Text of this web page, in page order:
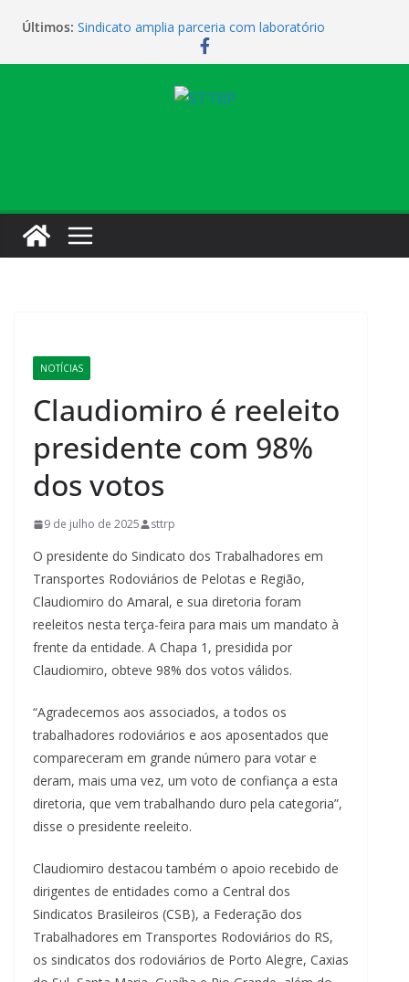
Últimos: Sindicato amplia parceria com laboratório
Sindicato homenageia a categoria pelo Dia do
Motorista
Sindicato realiza assembleia para orientar
cobradores sobre novas possibilidades de
NOTÍCIAS
Claudiomiro é reeleito
presidente com 98%
dos votos
9 de julho de 2025 sttrp
O presidente do Sindicato dos Trabalhadores em
Transportes Rodoviários de Pelotas e Região,
Claudiomiro do Amaral, e sua diretoria foram
reeleitos nesta terça-feira para mais um mandato à
frente da entidade. A Chapa 1, presidida por
Claudiomiro, obteve 98% dos votos válidos.
“Agradecemos aos associados, a todos os
trabalhadores rodoviários e aos aposentados que
compareceram em grande número para votar e
deram, mais uma vez, um voto de confiança a esta
diretoria, que vem trabalhando duro pela categoria”,
disse o presidente reeleito.
Claudiomiro destacou também o apoio recebido de
dirigentes de entidades como a Central dos
Sindicatos Brasileiros (CSB), a Federação dos
Trabalhadores em Transportes Rodoviários do RS,
os sindicatos dos rodoviários de Porto Alegre, Caxias